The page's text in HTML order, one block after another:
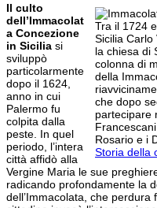
Tra il 1724
Sicilia
la chiesa di
colonna di
della
che dopo
partecipare
Rosario e i
Storia della
Il culto
dell’Immacolat
a Concezione
in Sicilia si
sviluppò
particolarmente
dopo il 1624,
anno in cui
Palermo fu
colpita dalla
peste. In quel
periodo, l’intera
città affidò alla
Vergine Maria le sue
radicando profondamente la
dell’Immacolata, che